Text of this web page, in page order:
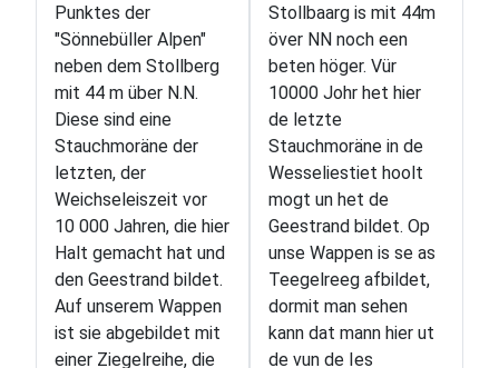
Punktes der
"Sönnebüller Alpen"
neben dem Stollberg
mit 44 m über N.N.
Diese sind eine
Stauchmoräne der
letzten, der
Weichseleiszeit vor
10 000 Jahren, die hier
Halt gemacht hat und
den Geestrand bildet.
Auf unserem Wappen
ist sie abgebildet mit
einer Ziegelreihe, die
Stollbaarg is mit 44m
över NN noch een
beten höger. Vür
10000 Johr het hier
de letzte
Stauchmoräne in de
Wesseliestiet hoolt
mogt un het de
Geestrand bildet. Op
unse Wappen is se as
Teegelreeg afbildet,
dormit man sehen
kann dat mann hier ut
de vun de Ies